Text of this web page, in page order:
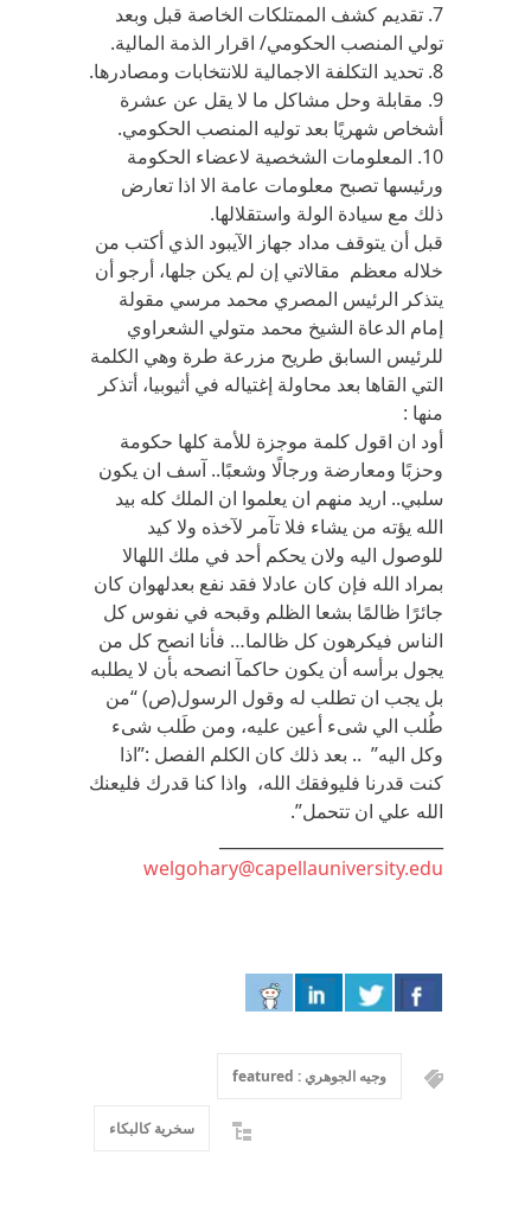
7. تقديم كشف الممتلكات الخاصة قبل وبعد
تولي المنصب الحكومي/ اقرار الذمة المالية.
8. تحديد التكلفة الاجمالية للانتخابات ومصادرها.
9. مقابلة وحل مشاكل ما لا يقل عن عشرة
أشخاص شهريًا بعد توليه المنصب الحكومي.
10. المعلومات الشخصية لاعضاء الحكومة
ورئيسها تصبح معلومات عامة الا اذا تعارض
ذلك مع سيادة الولة واستقلالها.
قبل أن يتوقف مداد جهاز الآيبود الذي أكتب من
خلاله معظم مقالاتي إن لم يكن جلها، أرجو أن
يتذكر الرئيس المصري محمد مرسي مقولة
إمام الدعاة الشيخ محمد متولي الشعراوي
للرئيس السابق طريح مزرعة طرة وهي الكلمة
التي القاها بعد محاولة إغتياله في أثيوبيا، أتذكر
منها :
أود ان اقول كلمة موجزة للأمة كلها حكومة
وحزبًا ومعارضة ورجالًا وشعبًا.. آسف ان يكون
سلبي.. اريد منهم ان يعلموا ان الملك كله بيد
الله يؤته من يشاء فلا تآمر لآخذه ولا كيد
للوصول اليه ولان يحكم أحد في ملك اللهالا
بمراد الله فإن كان عادلا فقد نفع بعدلهوان كان
جائرًا ظالمًا بشعا الظلم وقبحه في نفوس كل
الناس فيكرهون كل ظالما… فأنا انصح كل من
يجول برأسه أن يكون حاكمآ انصحه بأن لا يطلبه
بل يجب ان تطلب له وقول الرسول(ص) “من
طُلب الي شىء أعين عليه، ومن طَلب شىء
وكل اليه” .. بعد ذلك كان الكلم الفصل :”اذا
كنت قدرنا فليوفقك الله، واذا كنا قدرك فليعنك
الله علي ان تتحمل”.
welgohary@capellauniversity.edu
وجيه الجوهري : featured
سخرية كالبكاء